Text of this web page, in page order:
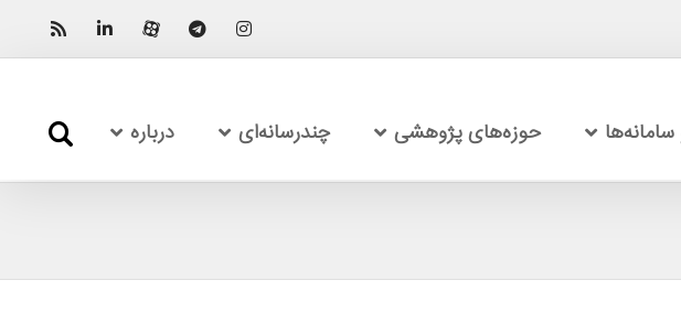
سامانه‌ها حوزه‌های پژوهشی چندرسانه‌ای درباره